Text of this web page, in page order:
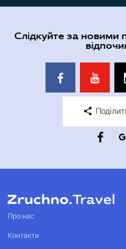
Слідкуйте за новими
Про нас
Контакти